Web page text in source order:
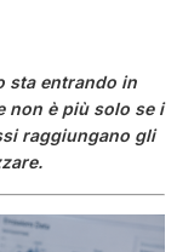
sta entrando in
non è più solo se i
raggiungano gli